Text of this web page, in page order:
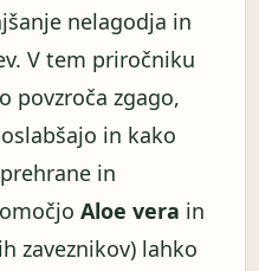
nelagodja in
V tem priročniku
povzroča zgago,
in kako
in
Aloe vera in
zaveznikov) lahko